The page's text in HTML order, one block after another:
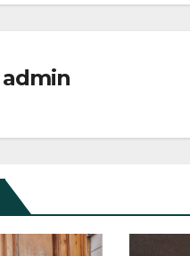
admin